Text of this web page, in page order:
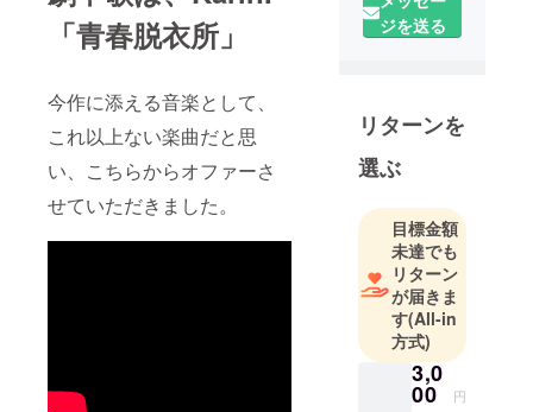
「青春脱衣所」
今作に添える音楽として、
これ以上ない楽曲だと思
い、こちらからオファーさ
せていただきました。
ジを送る
リターンを
選ぶ
目標金額
未達でも
リターン
が届きま
す(All-in
方式)
3,0
00 円